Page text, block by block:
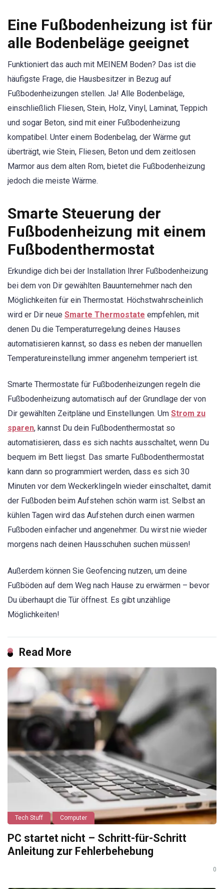
Eine Fußbodenheizung ist für
alle Bodenbeläge geeignet
Funktioniert das auch mit MEINEM Boden? Das ist die
häufigste Frage, die Hausbesitzer in Bezug auf
Fußbodenheizungen stellen. Ja! Alle Bodenbeläge,
einschließlich Fliesen, Stein, Holz, Vinyl, Laminat, Teppich
und sogar Beton, sind mit einer Fußbodenheizung
kompatibel. Unter einem Bodenbelag, der Wärme gut
überträgt, wie Stein, Fliesen, Beton und dem zeitlosen
Marmor aus dem alten Rom, bietet die Fußbodenheizung
jedoch die meiste Wärme.
Smarte Steuerung der
Fußbodenheizung mit einem
Fußbodenthermostat
Erkundige dich bei der Installation Ihrer Fußbodenheizung
bei dem von Dir gewählten Bauunternehmer nach den
Möglichkeiten für ein Thermostat. Höchstwahrscheinlich
wird er Dir neue Smarte Thermostate empfehlen, mit
denen Du die Temperaturregelung deines Hauses
automatisieren kannst, so dass es neben der manuellen
Temperatureinstellung immer angenehm temperiert ist.
Smarte Thermostate für Fußbodenheizungen regeln die
Fußbodenheizung automatisch auf der Grundlage der von
Dir gewählten Zeitpläne und Einstellungen. Um Strom zu
sparen, kannst Du dein Fußbodenthermostat so
automatisieren, dass es sich nachts ausschaltet, wenn Du
bequem im Bett liegst. Das smarte Fußbodenthermostat
kann dann so programmiert werden, dass es sich 30
Minuten vor dem Weckerklingeln wieder einschaltet, damit
der Fußboden beim Aufstehen schön warm ist. Selbst an
kühlen Tagen wird das Aufstehen durch einen warmen
Fußboden einfacher und angenehmer. Du wirst nie wieder
morgens nach deinen Hausschuhen suchen müssen!
Außerdem können Sie Geofencing nutzen, um deine
Fußböden auf dem Weg nach Hause zu erwärmen – bevor
Du überhaupt die Tür öffnest. Es gibt unzählige
Möglichkeiten!
Read More
Tech Stuff Computer
PC startet nicht – Schritt-für-Schritt
Anleitung zur Fehlerbehebung
0